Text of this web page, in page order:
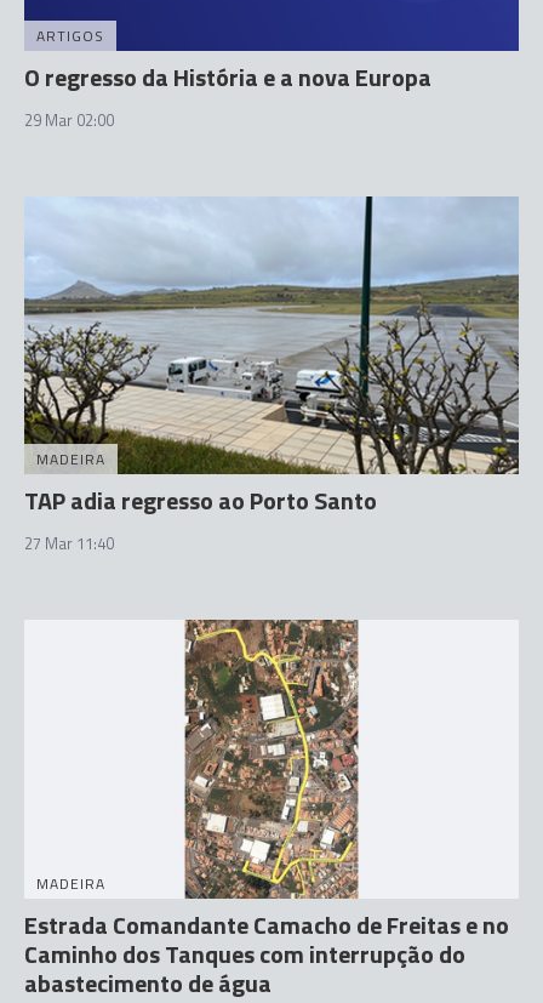
ARTIGOS
O regresso da História e a nova Europa
29 Mar 02:00
MADEIRA
TAP adia regresso ao Porto Santo
27 Mar 11:40
MADEIRA
Estrada Comandante Camacho de Freitas e no
Caminho dos Tanques com interrupção do
abastecimento de água